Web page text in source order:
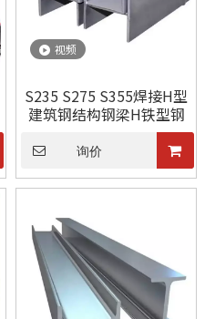
视频
S235 S275 S355焊接H型
建筑钢结构钢梁H铁型钢
询价